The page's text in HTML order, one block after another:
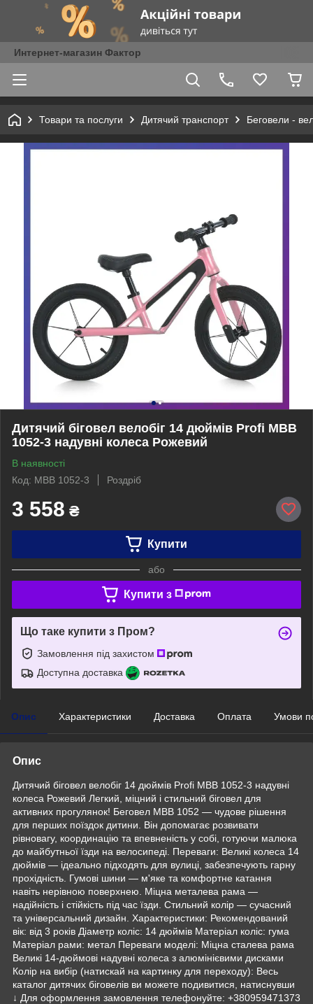
Интернет-магазин Фактор
Товари та послуги Дитячий транспорт Беговели -
Дитячий біговел велобіг 14 дюймів Profi MBB
1052-3 надувні колеса Рожевий
В наявності
Код: MBB 1052-3
Роздріб
3 558 ₴
Купити
або
Купити з
Що таке купити з Пром?
Замовлення під захистом
Доступна доставка
Опис Характеристики Доставка Оплата Умови
Опис
Дитячий біговел велобіг 14 дюймів Profi MBB 1052-3 надувні
колеса Рожевий Легкий, міцний і стильний біговел для
активних прогулянок! Беговел MBB 1052 — чудове рішення
для перших поїздок дитини. Він допомагає розвивати
рівновагу, координацію та впевненість у собі, готуючи малюка
до майбутньої їзди на велосипеді. Переваги: Великі колеса 14
дюймів — ідеально підходять для вулиці, забезпечують гарну
прохідність. Гумові шини — м'яке та комфортне катання
навіть нерівною поверхнею. Міцна металева рама —
надійність і стійкість під час їзди. Стильний колір — сучасний
та універсальний дизайн. Характеристики: Рекомендований
вік: від 3 років Діаметр коліс: 14 дюймів Матеріал коліс: гума
Матеріал рами: метал Переваги моделі: Міцна сталева рама
Великі 14-дюймові надувні колеса з алюмінієвими дисками
Колір на вибір (натискай на картинку для переходу): Весь
каталог дитячих біговелів ви можете подивитися, натиснувши
↓ Для оформлення замовлення телефонуйте: +380959471373